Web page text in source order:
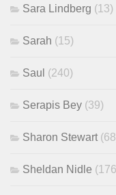
Sara Lindberg (13)
Sarah (15)
Saul (240)
Serapis Bey (39)
Sharon Stewart
Sheldan Nidle